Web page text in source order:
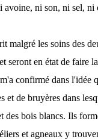
avoine, ni son, ni sel,
malgré les soins des
seront en état de faire
confirmé dans l'idée
et de bruyères dans
des bois blancs. Ils
et agneaux y